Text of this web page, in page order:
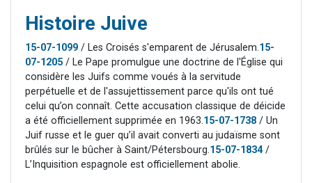
Histoire Juive
15-07-1099 / Les Croisés s'emparent de Jérusalem.15-
07-1205 / Le Pape promulgue une doctrine de l'Église qui
considère les Juifs comme voués à la servitude
perpétuelle et de l'assujettissement parce qu'ils ont tué
celui qu’on connaît. Cette accusation classique de déicide
a été officiellement supprimée en 1963.15-07-1738 / Un
Juif russe et le guer qu’il avait converti au judaïsme sont
brûlés sur le bûcher à Saint/Pétersbourg.15-07-1834/
L’Inquisition espagnole est officiellement abolie.